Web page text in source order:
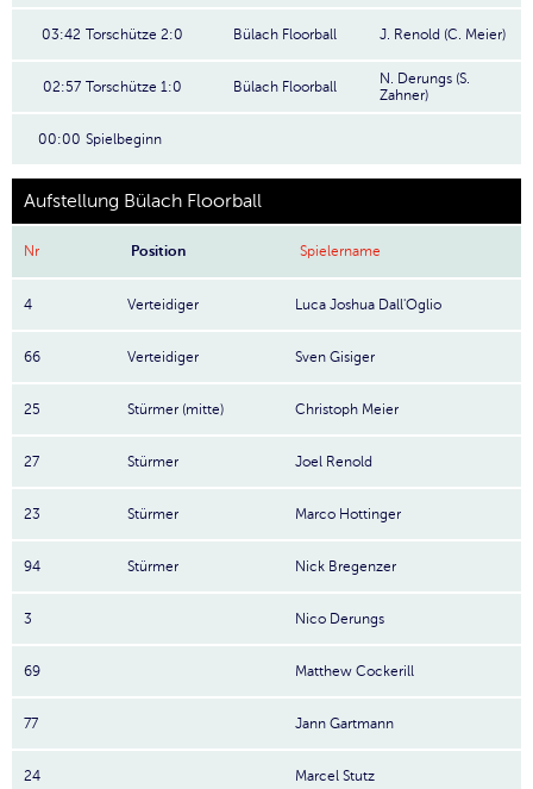
03:42 Torschütze 2:0 Bülach Floorball J. Renold (C. Meier)
02:57 Torschütze 1:0 Bülach Floorball
N. Derungs (S.
Zahner)
00:00 Spielbeginn
Aufstellung Bülach Floorball
Nr Position Spielername
4 Verteidiger Luca Joshua Dall'Oglio
66 Verteidiger Sven Gisiger
25 Stürmer (mitte) Christoph Meier
27 Stürmer Joel Renold
23 Stürmer Marco Hottinger
94 Stürmer Nick Bregenzer
3 Nico Derungs
69 Matthew Cockerill
77 Jann Gartmann
24 Marcel Stutz